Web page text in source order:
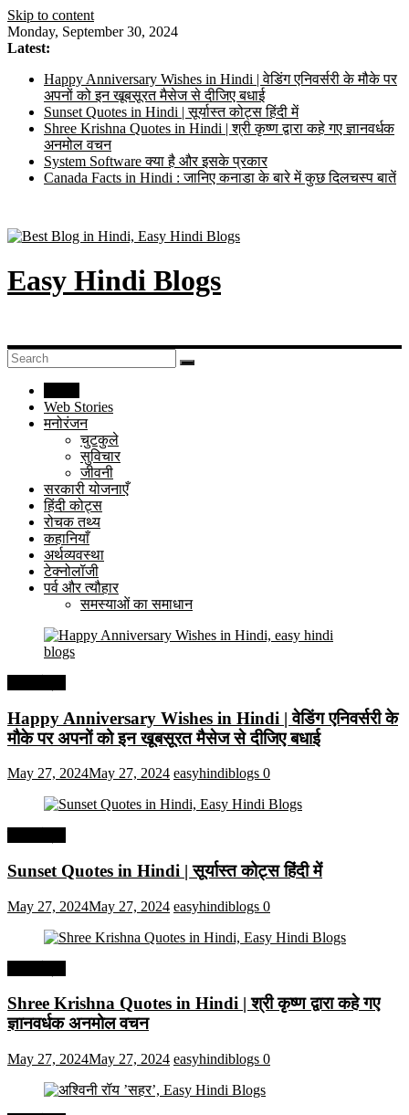
Skip to content
Monday, September 30, 2024
Latest:
Happy Anniversary Wishes in Hindi | वेडिंग एनिवर्सरी के मौके पर
अपनों को इन खूबसूरत मैसेज से दीजिए बधाई
Sunset Quotes in Hindi | सूर्यास्त कोट्स हिंदी में
Shree Krishna Quotes in Hindi | श्री कृष्ण द्वारा कहे गए ज्ञानवर्धक
अनमोल वचन
System Software क्या है और इसके प्रकार
Canada Facts in Hindi : जानिए कनाडा के बारे में कुछ दिलचस्प बातें
Easy Hindi Blogs
Web Stories
मनोरंजन
चुटकुले
सुविचार
जीवनी
सरकारी योजनाएँ
हिंदी कोट्स
रोचक तथ्य
कहानियाँ
अर्थव्यवस्था
टेक्नोलॉजी
पर्व और त्यौहार
समस्याओं का समाधान
Happy Anniversary Wishes in Hindi | वेडिंग एनिवर्सरी के
मौके पर अपनों को इन खूबसूरत मैसेज से दीजिए बधाई
May 27, 2024May 27, 2024 easyhindiblogs 0
Sunset Quotes in Hindi | सूर्यास्त कोट्स हिंदी में
May 27, 2024May 27, 2024 easyhindiblogs 0
Shree Krishna Quotes in Hindi | श्री कृष्ण द्वारा कहे गए
ज्ञानवर्धक अनमोल वचन
May 27, 2024May 27, 2024 easyhindiblogs 0